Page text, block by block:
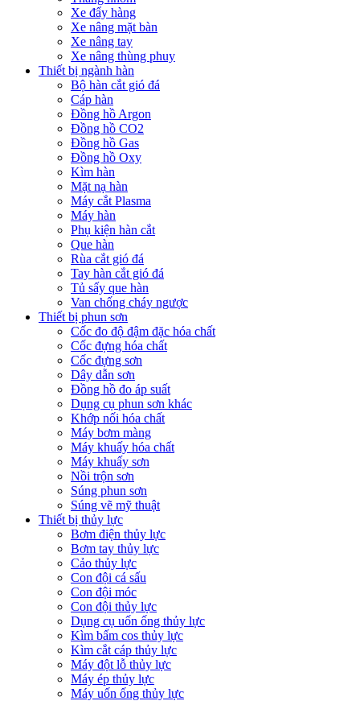
Xe đẩy hàng
Xe nâng mặt bàn
Xe nâng tay
Xe nâng thùng phuy
Thiết bị ngành hàn
Bộ hàn cắt gió đá
Cáp hàn
Đồng hồ Argon
Đồng hồ CO2
Đồng hồ Gas
Đồng hồ Oxy
Kìm hàn
Mặt nạ hàn
Máy cắt Plasma
Máy hàn
Phụ kiện hàn cắt
Que hàn
Rùa cắt gió đá
Tay hàn cắt gió đá
Tủ sấy que hàn
Van chống cháy ngược
Thiết bị phun sơn
Cốc đo độ đậm đặc hóa chất
Cốc đựng hóa chất
Cốc đựng sơn
Dây dẫn sơn
Đồng hồ đo áp suất
Dụng cụ phun sơn khác
Khớp nối hóa chất
Máy bơm màng
Máy khuấy hóa chất
Máy khuấy sơn
Nồi trộn sơn
Súng phun sơn
Súng vẽ mỹ thuật
Thiết bị thủy lực
Bơm điện thủy lực
Bơm tay thủy lực
Cảo thủy lực
Con đội cá sấu
Con đội móc
Con đội thủy lực
Dụng cụ uốn ống thủy lực
Kìm bấm cos thủy lực
Kìm cắt cáp thủy lực
Máy đột lỗ thủy lực
Máy ép thủy lực
Máy uốn ống thủy lực